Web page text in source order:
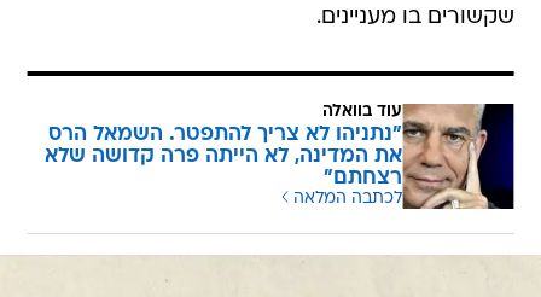
שקשורים בו מעניינים.
עוד בוואלה
"נתניהו לא צריך להתפטר. השמאל הרס
את המדינה, לא הייתה פרה קדושה שלא
רצחתם"
לכתבה המלאה